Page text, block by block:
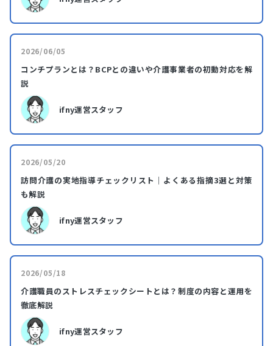
2026/06/05
コンチプランとは？BCPとの違いや介護事業者の初動対応を解
説
ifny運営スタッフ
2026/05/20
訪問介護の実地指導チェックリスト｜よくある指摘3選と対策
も解説
ifny運営スタッフ
2026/05/18
介護職員のストレスチェックシートとは？制度の内容と運用を
徹底解説
ifny運営スタッフ